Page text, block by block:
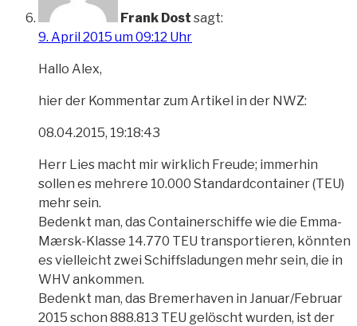
Frank Dost sagt:
9. April 2015 um 09:12 Uhr
Hallo Alex,
hier der Kommentar zum Artikel in der NWZ:
08.04.2015, 19:18:43
Herr Lies macht mir wirklich Freude; immerhin
sollen es mehrere 10.000 Standardcontainer (TEU)
mehr sein.
Bedenkt man, das Containerschiffe wie die Emma-
Mærsk-Klasse 14.770 TEU transportieren, könnten
es vielleicht zwei Schiffsladungen mehr sein, die in
WHV ankommen.
Bedenkt man, das Bremerhaven in Januar/Februar
2015 schon 888.813 TEU gelöscht wurden, ist der